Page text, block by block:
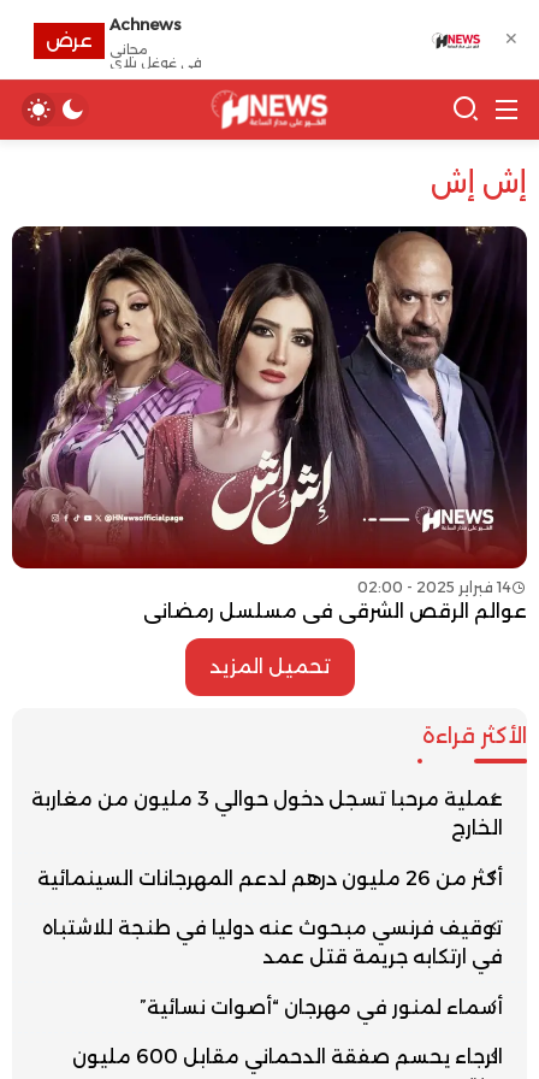
إش إش
14 فبراير 2025 - 02:00
عوالم الرقص الشرقي في مسلسل رمضاني
تحميل المزيد
الأكثر قراءة
عملية مرحبا تسجل دخول حوالي 3 مليون من مغاربة
الخارج
أكثر من 26 مليون درهم لدعم المهرجانات السينمائية
توقيف فرنسي مبحوث عنه دوليا في طنجة للاشتباه
في ارتكابه جريمة قتل عمد
أسماء لمنور في مهرجان “أصوات نسائية”
الرجاء يحسم صفقة الدحماني مقابل 600 مليون
✕
Achnews
مجانى
في غوغل بلاي
عرض